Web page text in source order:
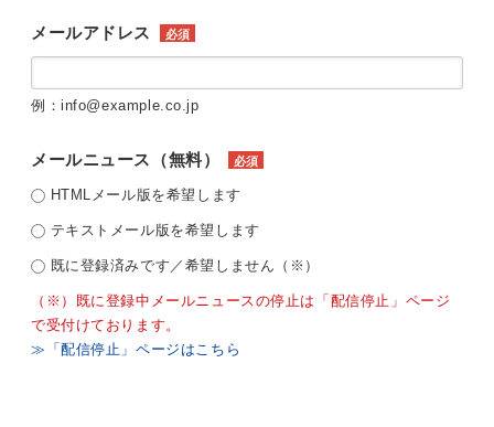
メールアドレス 必須
例：info@example.co.jp
メールニュース（無料） 必須
HTMLメール版を希望します
テキストメール版を希望します
既に登録済みです／希望しません（※）
（※）既に登録中メールニュースの停止は「配信停止」ページ
で受付けております。
≫「配信停止」ページはこちら